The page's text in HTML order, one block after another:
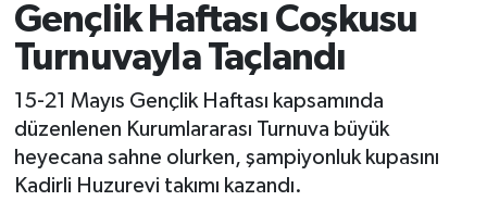
Gençlik Haftası Coşkusu
Turnuvayla Taçlandı
15-21 Mayıs Gençlik Haftası kapsamında
düzenlenen Kurumlararası Turnuva büyük
heyecana sahne olurken, şampiyonluk kupasını
Kadirli Huzurevi takımı kazandı.
SPOR
RESMİ İLANLAR
Son Dakika Haberleri
Haber Arşivi